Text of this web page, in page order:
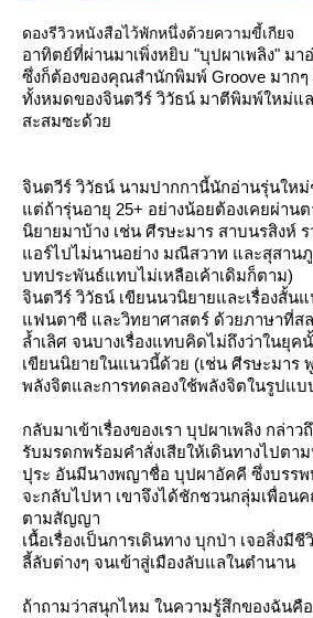
ดองรีวิวหนังสือไว้พักหนึ่งด้วยความขี้เกียจ
อาทิตย์ที่ผ่านมาเพิ่งหยิบ "บุปผาเพลิง" มา
ซึ่งก็ต้องของคุณสำนักพิมพ์ Groove มาก
ทั้งหมดของจินตวีร์ วิวัธน์ มาตีพิมพ์ใหม่แ
สะสมซะด้ว
จินตวีร์ วิวัธน์ นามปากกานี้นักอ่านรุ่นให
ต่ถ้ารุ่นอายุ 25+ อย่างน้อยต้องเคยผ่านต
นิยายมาบ้าง เช่น ศีรษะมาร สาบนรสิงห์
อร์ไปไม่นานอย่าง มณีสวาท และสุสาน
บทประพันธ์แทบไม่เหลือเค้าเดิมก็ตาม)
จินตวีร์ วิวัธน์ เขียนนวนิยายและเรื่องสั้น
ฟนตาซี และวิทยาศาสตร์ ด้วยภาษาที่ส
ล้ำเลิศ จนบางเรื่องแทบคิดไม่ถึงว่าในยุ
เขียนนิยายในแนวนี้ด้วย (เช่น ศีรษะมาร
พลังจิตและการทดลองใช้พลังจิตในรูปแบ
กลับมาเข้าเรื่องของเรา บุปผาเพลิง กล่า
รับมรดกพร้อมคำสั่งเสียให้เดินทางไปตา
ปุระ อันมีนางพญาชื่อ บุปผาอัคคี ซึ่งบรร
จะกลับไปหา เขาจึงได้ชักชวนกลุ่มเพื่อน
ตามสัญญา
เนื้อเรื่องเป็นการเดินทาง บุกป่า เจอสิ่งมีชี
ลี้ลับต่างๆ จนเข้าสู่เมืองลับแลในตำนาน
ถ้าถามว่าสนุกไหม ในความรู้สึกของฉันคื